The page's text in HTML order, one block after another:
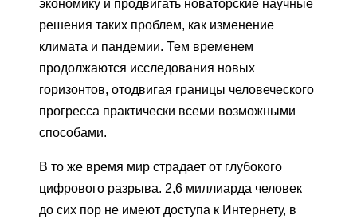
экономику и продвигать новаторские научные
решения таких проблем, как изменение
климата и пандемии. Тем временем
продолжаются исследования новых
горизонтов, отодвигая границы человеческого
прогресса практически всеми возможными
способами.
В то же время мир страдает от глубокого
цифрового разрыва. 2,6 миллиарда человек
до сих пор не имеют доступа к Интернету, в